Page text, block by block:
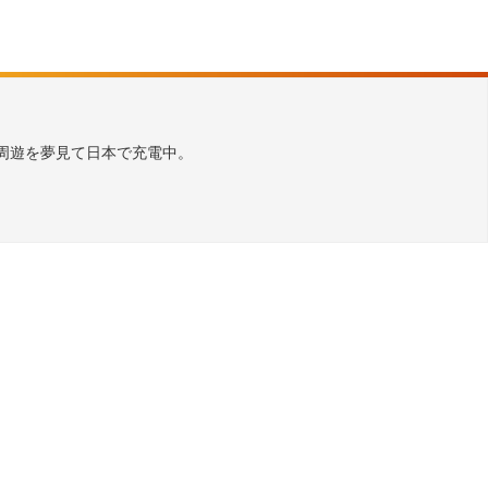
を夢見て日本で充電中。